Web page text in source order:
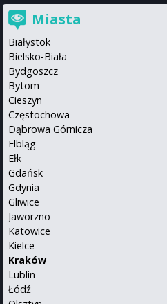
Miasta
Białystok
Bielsko-Biała
Bydgoszcz
Bytom
Cieszyn
Częstochowa
Dąbrowa Górnicza
Elbląg
Ełk
Gdańsk
Gdynia
Gliwice
Jaworzno
Katowice
Kielce
Kraków
Lublin
Łódź